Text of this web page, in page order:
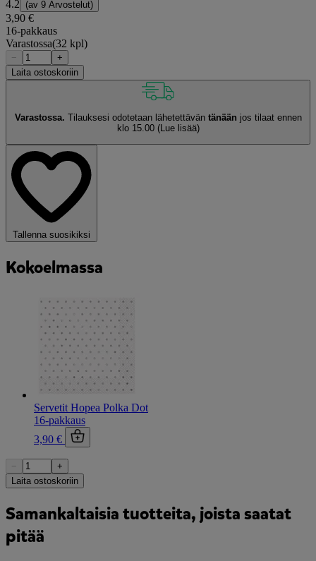
4.2 (av 9 Arvostelut)
3,90 €
16-pakkaus
Varastossa(32 kpl)
−
+
Laita ostoskoriin
Varastossa. Tilauksesi odotetaan lähetettävän tänään jos tilaat ennen
klo 15.00 (Lue lisää)
Tallenna suosikiksi
Kokoelmassa
Servetit Hopea Polka Dot
16-pakkaus
3,90 €
−
+
Laita ostoskoriin
Samankaltaisia tuotteita, joista saatat
pitää